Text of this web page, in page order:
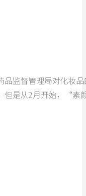
督管理局对化妆品
但是从2月开始，“